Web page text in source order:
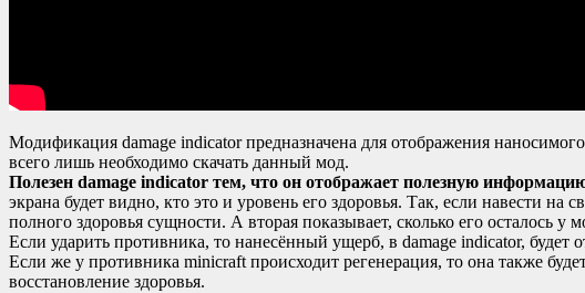
Модификация damage indicator предназначена для отображения
всего лишь необходимо скачать данный мод.
Полезен damage indicator тем, что он отображает полезную
экрана будет видно, кто это и уровень его здоровья. Так, если навести
полного здоровья сущности. А вторая показывает, сколько его осталось у
Если ударить противника, то нанесённый ущерб, в damage indicator,
Если же у противника minicraft происходит регенерация, то она также
восстановление здоровья.